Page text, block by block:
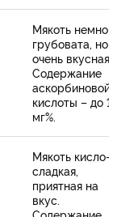
Мякоть немного
грубовата, но
очень вкусная.
Содержание
аскорбиновой
кислоты – до 117
мг%.
Мякоть кисло-
сладкая,
приятная на
вкус.